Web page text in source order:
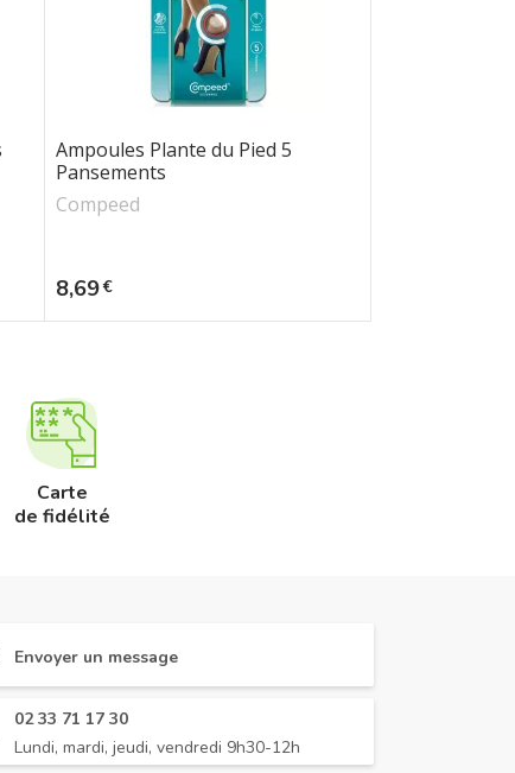
Ampoules Plante du Pied 5
Pansements
Compeed
Prix
8,69€
Carte
de fidélité
Envoyer un message
02 33 71 17 30
Lundi, mardi, jeudi, vendredi 9h30-12h